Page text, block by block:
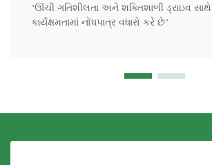
“ઊંચી ગતિશીલતા અને શક્તિશાળી ડ્રાઇવ
કાર્યક્ષમતામાં નોંધપાત્ર વધારો કરે છે”